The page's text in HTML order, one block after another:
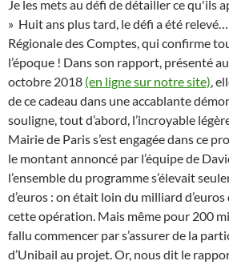
Je les mets au défi de détailler ce qu'ils
» Huit ans plus tard, le défi a été
Régionale des Comptes, qui confirme
l’époque ! Dans son rapport, présenté
octobre 2018 (en ligne sur notre site),
de ce cadeau dans une accablante
souligne, tout d’abord, l’incroyable
Mairie de Paris s’est engagée dans ce
le montant annoncé par l’équipe de
l’ensemble du programme s’élevait
d’euros : on était loin du milliard
cette opération. Mais même pour 200
fallu commencer par s’assurer de la
d’Unibail au projet. Or, nous dit le